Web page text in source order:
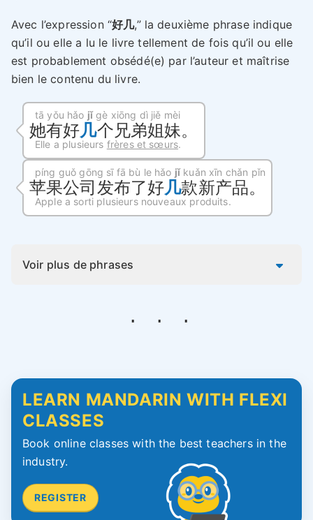
Avec l’expression “好几,” la deuxième phrase indique
qu’il ou elle a lu le livre tellement de fois qu’il ou elle
est probablement obsédé(e) par l’auteur et maîtrise
bien le contenu du livre.
tā yǒu hǎo jǐgè xiōng dì jiě mèi
她有好几个兄弟姐妹。
Elle a plusieurs frères et sœurs.
píng guǒ gōng sī fā bù le hǎo jǐkuǎn xīn chǎn pǐn
苹果公司发布了好几款新产品。
Apple a sorti plusieurs nouveaux produits.
Voir plus de phrases
LEARN MANDARIN WITH FLEXI
CLASSES
Book online classes with the best teachers in the
industry.
REGISTER